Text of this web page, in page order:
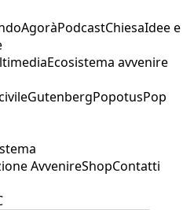
AgoràPodcastChiesaIdee e
Ecosistema avvenire
GutenbergPopotusPop
AvvenireShopContatti